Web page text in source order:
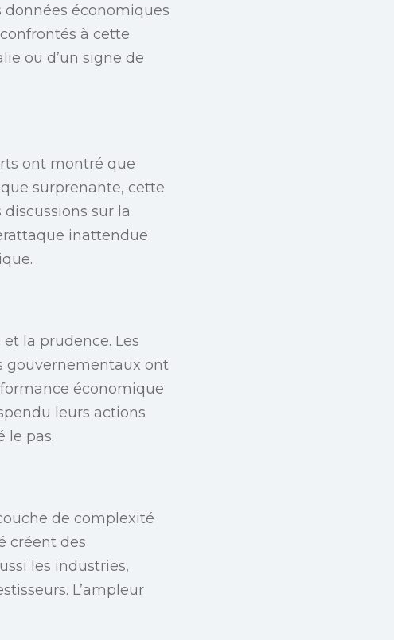
économiques
à cette
ou d’un signe de
ont montré que
surprenante, cette
sur la
inattendue
la prudence. Les
gouvernementaux ont
économique
leurs actions
le pas.
de complexité
créent des
les industries,
L’ampleur